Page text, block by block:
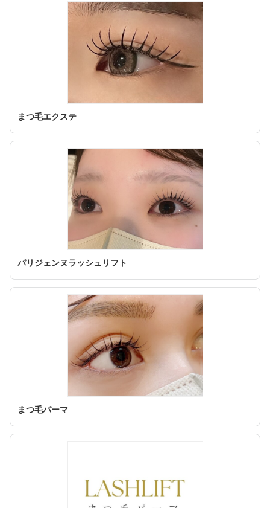
まつ毛エクステ
パリジェンヌラッシュリフト
まつ毛パーマ